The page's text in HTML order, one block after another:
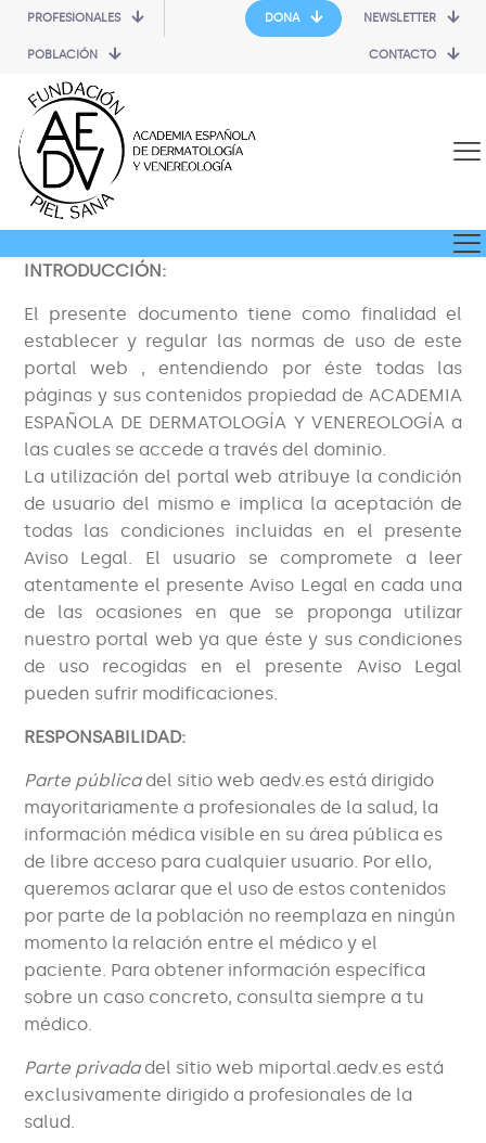
PROFESIONALES
POBLACIÓN
DONA NEWSLETTER
CONTACTO
INTRODUCCIÓN:
El presente documento tiene como finalidad el
establecer y regular las normas de uso de este
portal web , entendiendo por éste todas las
páginas y sus contenidos propiedad de ACADEMIA
ESPAÑOLA DE DERMATOLOGÍA Y VENEREOLOGÍA a
las cuales se accede a través del dominio.
La utilización del portal web atribuye la condición
de usuario del mismo e implica la aceptación de
todas las condiciones incluidas en el presente
Aviso Legal. El usuario se compromete a leer
atentamente el presente Aviso Legal en cada una
de las ocasiones en que se proponga utilizar
nuestro portal web ya que éste y sus condiciones
de uso recogidas en el presente Aviso Legal
pueden sufrir modificaciones.
RESPONSABILIDAD:
Parte públicadel sitio web aedv.es está dirigido
mayoritariamente a profesionales de la salud, la
información médica visible en su área pública es
de libre acceso para cualquier usuario. Por ello,
queremos aclarar que el uso de estos contenidos
por parte de la población no reemplaza en ningún
momento la relación entre el médico y el
paciente. Para obtener información específica
sobre un caso concreto, consulta siempre a tu
médico.
Parte privadadel sitio web miportal.aedv.es está
exclusivamente dirigido a profesionales de la
salud.